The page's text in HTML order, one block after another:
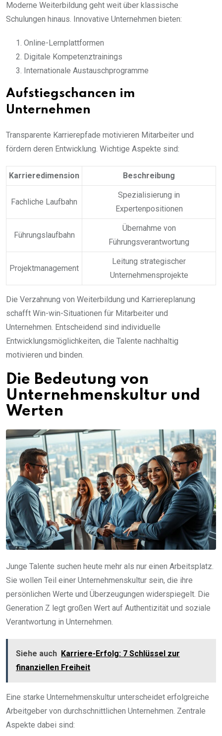
Moderne Weiterbildung geht weit über klassische
Schulungen hinaus. Innovative Unternehmen bieten:
Online-Lernplattformen
Digitale Kompetenztrainings
Internationale Austauschprogramme
Aufstiegschancen im
Unternehmen
Transparente Karrierepfade motivieren Mitarbeiter und
fördern deren Entwicklung. Wichtige Aspekte sind:
Karrieredimension Beschreibung
Fachliche Laufbahn
Spezialisierung in
Expertenpositionen
Führungslaufbahn
Übernahme von
Führungsverantwortung
Projektmanagement
Leitung strategischer
Unternehmensprojekte
Die Verzahnung von Weiterbildung und Karriereplanung
schafft Win-win-Situationen für Mitarbeiter und
Unternehmen. Entscheidend sind individuelle
Entwicklungsmöglichkeiten, die Talente nachhaltig
motivieren und binden.
Die Bedeutung von
Unternehmenskultur und
Werten
Junge Talente suchen heute mehr als nur einen Arbeitsplatz.
Sie wollen Teil einer Unternehmenskultur sein, die ihre
persönlichen Werte und Überzeugungen widerspiegelt. Die
Generation Z legt großen Wert auf Authentizität und soziale
Verantwortung in Unternehmen.
Siehe auch Karriere-Erfolg: 7 Schlüssel zur
finanziellen Freiheit
Eine starke Unternehmenskultur unterscheidet erfolgreiche
Arbeitgeber von durchschnittlichen Unternehmen. Zentrale
Aspekte dabei sind: